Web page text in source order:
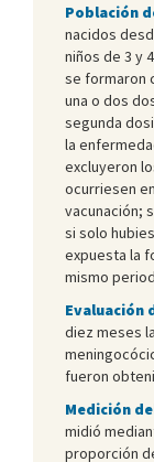
Población
nacidos
niños de 3 y
se formaron
una o dos
segunda
la
excluyeron
ocurriesen
vacunación;
si solo
expuesta la
mismo
Evaluación
diez meses
fueron
Medición
midió
proporción